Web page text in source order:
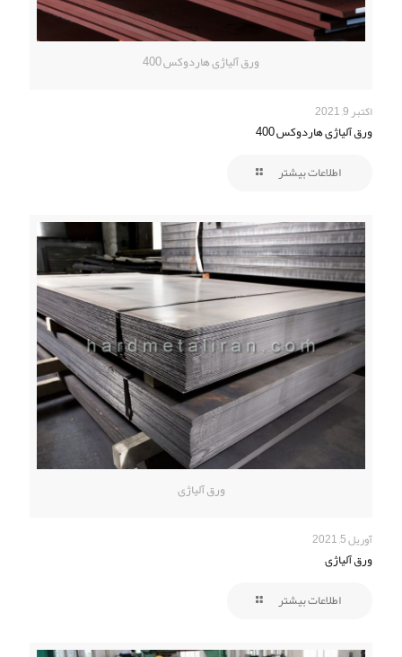
ورق آلیاژی هاردوکس 400
اکتبر 9, 2021
ورق آلیاژی هاردوکس 400
اطلاعات بیشتر
ورق آلیاژی
آوریل 5, 2021
ورق آلیاژی
اطلاعات بیشتر